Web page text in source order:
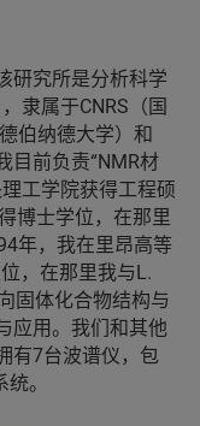
研究所是分析科学
隶属于CNRS（国
伯纳德大学）和
目前负责“NMR材
工学院获得工程硕
博士学位，在那里
年，我在里昂高等
，在那里我与L.
固体化合物结构与
应用。我们和其他
有7台波谱仪，包
。